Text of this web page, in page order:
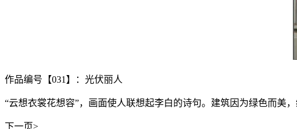
作品编号【031】：光伏丽人
“云想衣裳花想容”，画面使人联想起李白的诗句。建筑因为绿色而美
下一页>